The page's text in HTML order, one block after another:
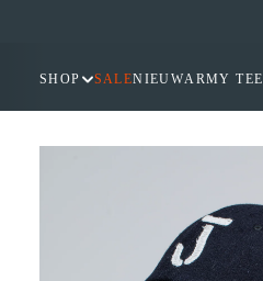
SHOP SALENIEUWARMY TEE